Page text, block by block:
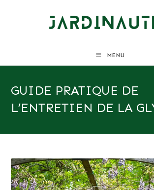
MENU
GUIDE PRATIQUE DE
L’ENTRETIEN DE LA